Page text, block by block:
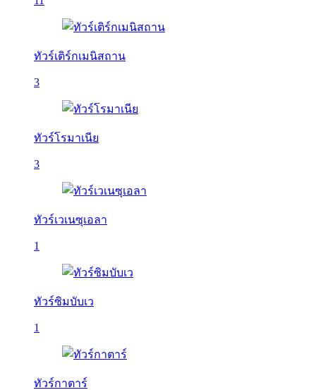
ทัวร์เติร์กเมนิสถาน
3
ทัวร์โรมาเนีย
3
ทัวร์เวเนซุเอลา
1
ทัวร์ซิมบับเว
1
ทัวร์กาตาร์